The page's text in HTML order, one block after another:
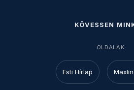
KÖVESSEN
OLDALAK
Esti Hírlap